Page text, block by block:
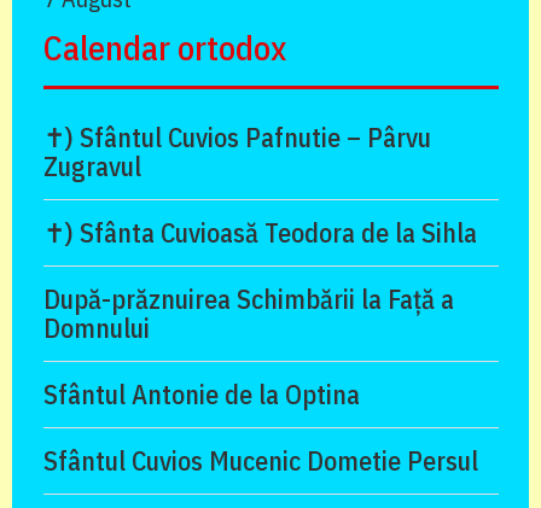
Calendar ortodox
✝) Sfântul Cuvios Pafnutie – Pârvu
Zugravul
✝) Sfânta Cuvioasă Teodora de la Sihla
După-prăznuirea Schimbării la Față a
Domnului
Sfântul Antonie de la Optina
Sfântul Cuvios Mucenic Dometie Persul